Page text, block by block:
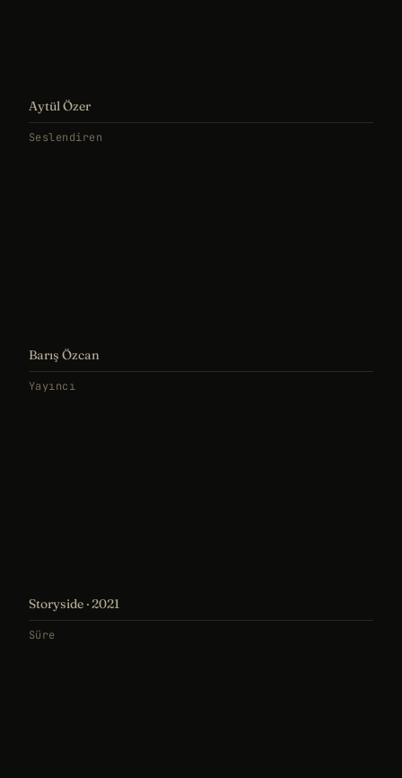
Aytül Özer
Seslendiren
Barış Özcan
Yayıncı
Storyside · 2021
Süre